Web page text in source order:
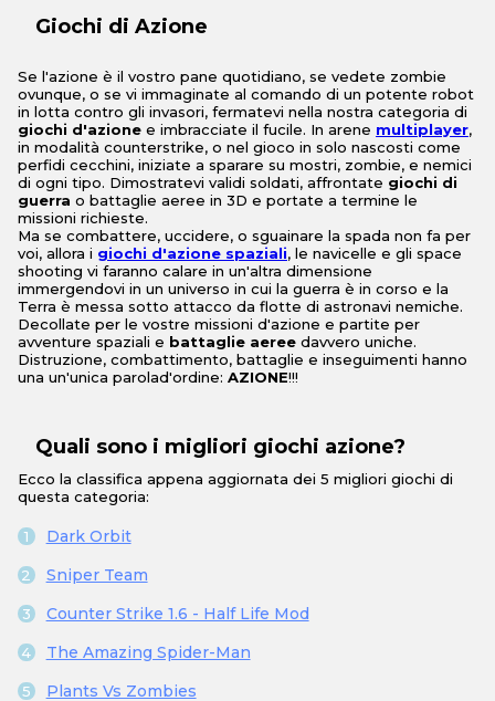
Giochi di Azione
Se l'azione è il vostro pane quotidiano, se vedete zombie
ovunque, o se vi immaginate al comando di un potente robot
in lotta contro gli invasori, fermatevi nella nostra categoria di
giochi d'azione e imbracciate il fucile. In arene multiplayer,
in modalità counterstrike, o nel gioco in solo nascosti come
perfidi cecchini, iniziate a sparare su mostri, zombie, e nemici
di ogni tipo. Dimostratevi validi soldati, affrontate giochi di
guerra o battaglie aeree in 3D e portate a termine le
missioni richieste.
Ma se combattere, uccidere, o sguainare la spada non fa per
voi, allora i giochi d'azione spaziali, le navicelle e gli space
shooting vi faranno calare in un'altra dimensione
immergendovi in un universo in cui la guerra è in corso e la
Terra è messa sotto attacco da flotte di astronavi nemiche.
Decollate per le vostre missioni d'azione e partite per
avventure spaziali e battaglie aeree davvero uniche.
Distruzione, combattimento, battaglie e inseguimenti hanno
una un'unica parolad'ordine: AZIONE!!!
Quali sono i migliori giochi azione?
Ecco la classifica appena aggiornata dei 5 migliori giochi di
questa categoria:
Dark Orbit
Sniper Team
Counter Strike 1.6 - Half Life Mod
The Amazing Spider-Man
Plants Vs Zombies